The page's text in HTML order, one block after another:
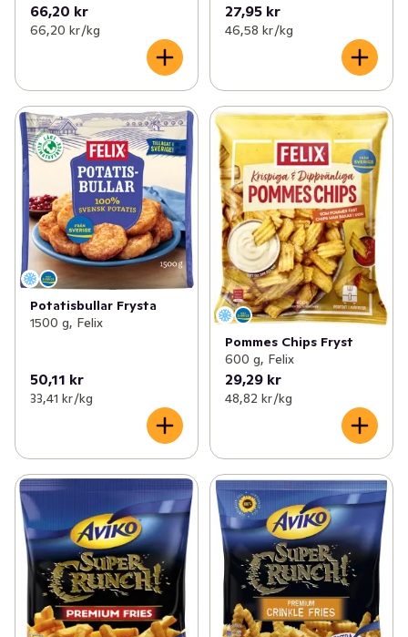
66,20 kr
66,20 kr /kg
27,95 kr
46,58 kr /kg
Potatisbullar Frysta
1500 g, Felix
50,11 kr
33,41 kr /kg
Pommes Chips Fryst
600 g, Felix
29,29 kr
48,82 kr /kg